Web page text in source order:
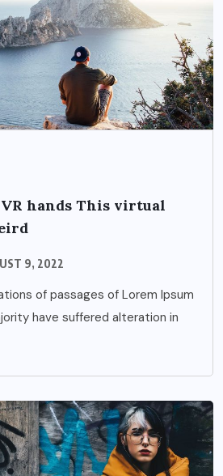
hands This virtual
9, 2022
of passages of Lorem Ipsum
have suffered alteration in